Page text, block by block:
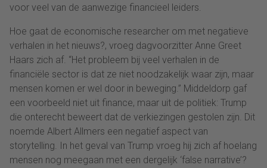
voor veel van de aanwezige financieel leiders.
Hoe gaat de economische researcher om met negatieve
verhalen in het nieuws?, vroeg dagvoorzitter Anne Greet
Haars zich af. “Het probleem bij veel verhalen in de
financiële sector is dat ze niet noodzakelijk waar zijn, maar
mensen komen er wel door in beweging.” Middeldorp gaf
een voorbeeld niet uit finance, maar uit de politiek: Trump
die onterecht beweert dat de verkiezingen gestolen zijn. Dit
noemde Albert Allmers een negatief aspect van
storytelling. In het geval van Trump vroeg hij zich af hoelang
mensen nog meegaan met een dergelijk ‘false narrative’?